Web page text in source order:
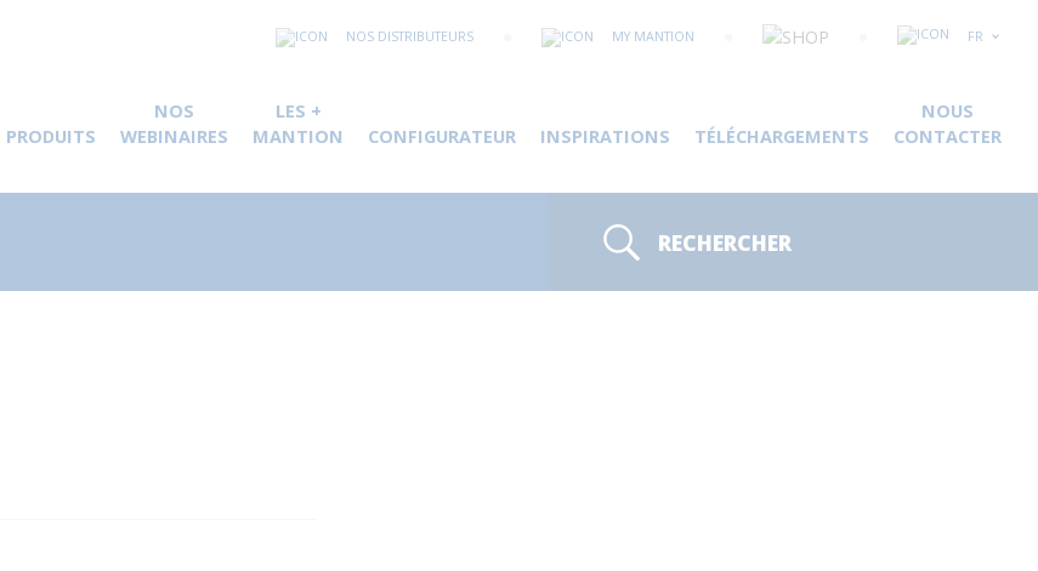
NOS DISTRIBUTEURS MY MANTION FR
PRODUITS
NOS
WEBINAIRES
LES +
MANTION
CONFIGURATEUR INSPIRATIONS TÉLÉCHARGEMENTS
NOUS
CONTACTER
RECHERCHER